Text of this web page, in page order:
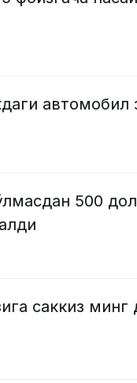
автомобил
500
саккиз минг